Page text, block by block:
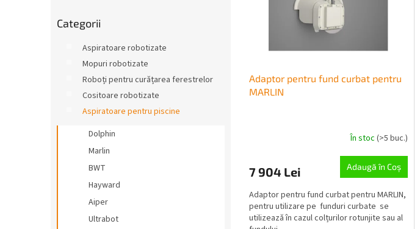
peste
Categorii
Aspiratoare robotizate
Mopuri robotizate
Roboți pentru curățarea ferestrelor
Cositoare robotizate
Aspiratoare pentru piscine
Dolphin
Marlin
BWT
Hayward
Aiper
Ultrabot
Adaptor pentru fund curbat pentru
MARLIN
În stoc (>5 buc.)
7 904 Lei Adaugă în Coş
Adaptor pentru fund curbat pentru MARLIN,
pentru utilizare pe funduri curbate se
utilizează în cazul colțurilor rotunjite sau al